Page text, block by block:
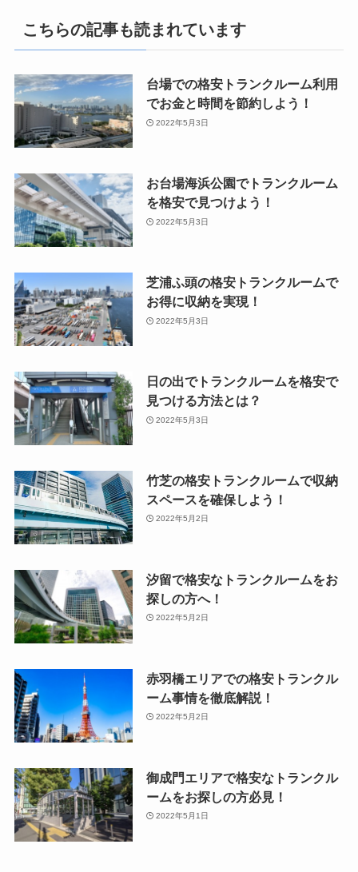
こちらの記事も読まれています
台場での格安トランクルーム利用
でお金と時間を節約しよう！
2022年5月3日
お台場海浜公園でトランクルーム
を格安で見つけよう！
2022年5月3日
芝浦ふ頭の格安トランクルームで
お得に収納を実現！
2022年5月3日
日の出でトランクルームを格安で
見つける方法とは？
2022年5月3日
竹芝の格安トランクルームで収納
スペースを確保しよう！
2022年5月2日
汐留で格安なトランクルームをお
探しの方へ！
2022年5月2日
赤羽橋エリアでの格安トランクル
ーム事情を徹底解説！
2022年5月2日
御成門エリアで格安なトランクル
ームをお探しの方必見！
2022年5月1日